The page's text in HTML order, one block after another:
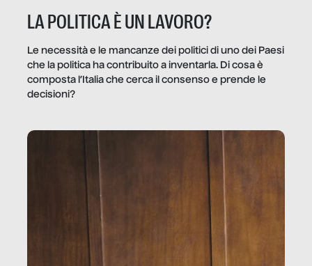
LA POLITICA È UN LAVORO?
Le necessità e le mancanze dei politici di uno dei Paesi
che la politica ha contribuito a inventarla. Di cosa è
composta l’Italia che cerca il consenso e prende le
decisioni?